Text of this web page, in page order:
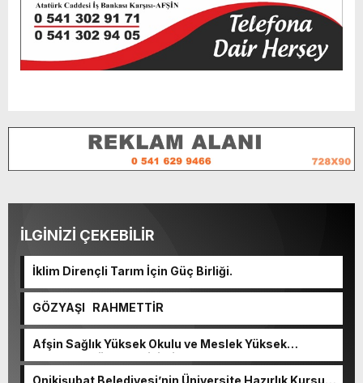
İLGİNİZİ ÇEKEBİLİR
İklim Dirençli Tarım İçin Güç Birliği.
GÖZYAŞI RAHMETTİR
Afşin Sağlık Yüksek Okulu ve Meslek Yüksek
Okulunda görev değişimi!